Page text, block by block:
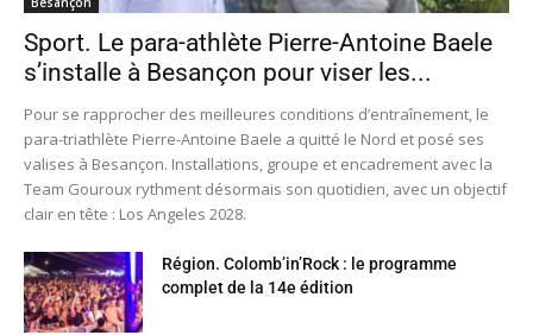
Sport. Le para-athlète Pierre-Antoine Baele
s’installe à Besançon pour viser les...
Pour se rapprocher des meilleures conditions d’entraînement, le
para-triathlète Pierre-Antoine Baele a quitté le Nord et posé ses
valises à Besançon. Installations, groupe et encadrement avec la
Team Gouroux rythment désormais son quotidien, avec un objectif
clair en tête : Los Angeles 2028.
Région. Colomb’in’Rock : le programme
complet de la 14e édition